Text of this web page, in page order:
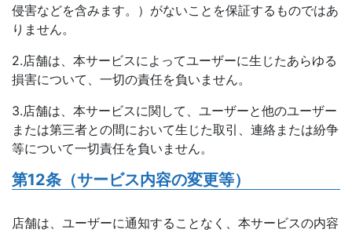
侵害などを含みます。）がないことを保証するものではあ
りません。
2.店舗は、本サービスによってユーザーに生じたあらゆる
損害について、一切の責任を負いません。
3.店舗は、本サービスに関して、ユーザーと他のユーザー
または第三者との間において生じた取引、連絡または紛争
等について一切責任を負いません。
第12条（サービス内容の変更等）
店舗は、ユーザーに通知することなく、本サービスの内容